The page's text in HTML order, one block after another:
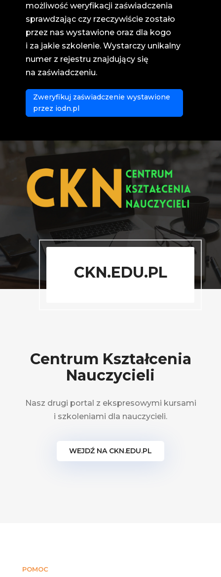
możliwość weryfikacji zaświadczenia
sprawdzając czy rzeczywiście zostało
przez nas wystawione oraz dla kogo
i za jakie szkolenie. Wystarczy unikalny
numer z rejestru znajdujący się
na zaświadczeniu.
Zweryfikuj zaświadczenie wystawione
przez iodn.pl
Centrum Kształcenia
Nauczycieli
Nasz drugi portal z ekspresowymi kursami
i szkoleniami dla nauczycieli.
WEJDŹ NA CKN.EDU.PL
CKN.EDU.PL
POMOC